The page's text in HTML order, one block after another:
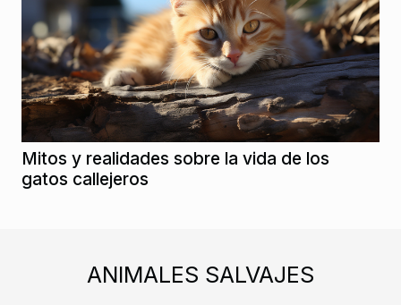
Mitos y realidades sobre la vida de los
gatos callejeros
ANIMALES SALVAJES